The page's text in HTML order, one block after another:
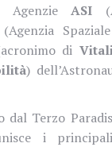
AgenzieASI
(Agenzia
di
)
Terzo
i